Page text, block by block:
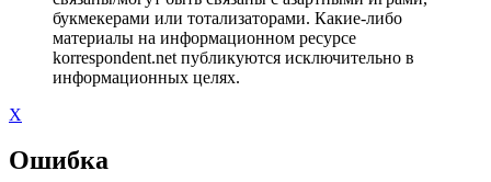
букмекерами или тотализаторами. Какие-либо
материалы на информационном ресурсе
korrespondent.net публикуются исключительно в
информационных целях.
X
Ошибка